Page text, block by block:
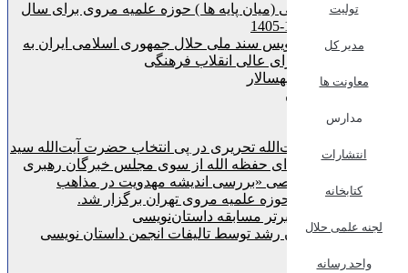
تولیت
مدیر کل
معاونت ها
مدارس
انتشارات
کتابخانه
لجنه علمی حلال
واحد رسانه
پذیرش انتقالی (میان پایه ها ) حوزه علمیه مروی برای سال
تحویل پیش نویس سند ملی حلال جمهوری اسلامی ایران به
دبیرخانه شورای عالی انقلاب فرهنگی
مروی 1 و سپهسالار
قنبرعلی خان
معمارباشی
مروی 2
پیام تبریک آیت‌الله تحریری در پی انتخاب حضرت آیت‌الله سید
مجتبی خامنه‌ای حفظه الله از سوی مجلس خبرگان رهبری
نشست تخصصی «بررسی اندیشه مهدویت در مذاهب
اسلامی» در حوزه علمیه مروی تهران برگزار شد.
اعلام نفرات برتر مسابقه داستان‌نویسی
دریافت نشان رشد توسط تالیفات انجمن داستان نویسی